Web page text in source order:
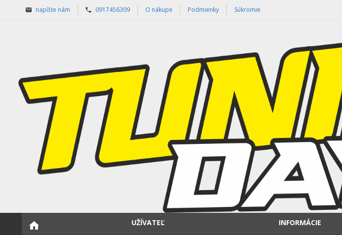
napíšte nám 0917456309 O nákupe Podmienky Súkromie
UŽÍVATEĽ INFORMÁCIE